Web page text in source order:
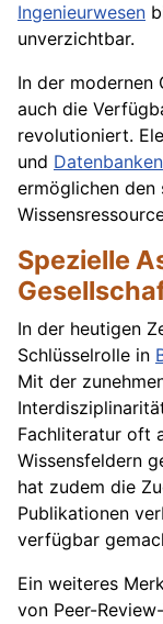
Ingenieurwesen
unverzichtbar.
In der modernen
auch die
revolutioniert.
und Datenbanken
ermöglichen den
Spezielle
In der heutigen
Schlüsselrolle in
Mit der
Fachliteratur oft
Wissensfeldern
hat zudem die
Publikationen
verfügbar
Ein weiteres
von Peer-